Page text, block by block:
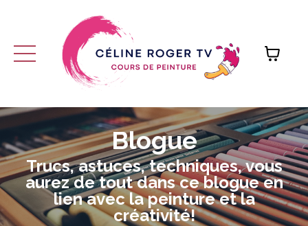
Blogue
Trucs, astuces, techniques, vous
aurez de tout dans ce blogue en
lien avec la peinture et la
créativité!